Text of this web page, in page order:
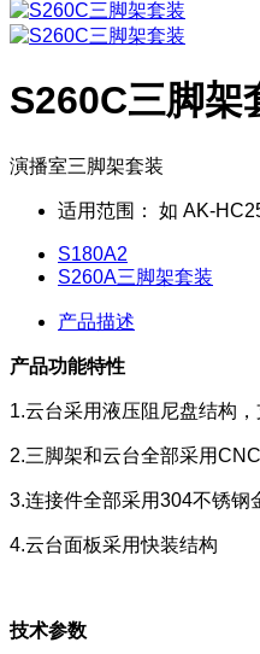
S260C三脚架
演播室三脚架套装
适用范围： 如 AK-
S180A2
S260A三脚架套装
产品描述
产品功能特性
1.云台采用液压阻尼盘结构
2.三脚架和云台全部采用
3.连接件全部采用304不锈钢
4.云台面板采用快装结构
技术参数